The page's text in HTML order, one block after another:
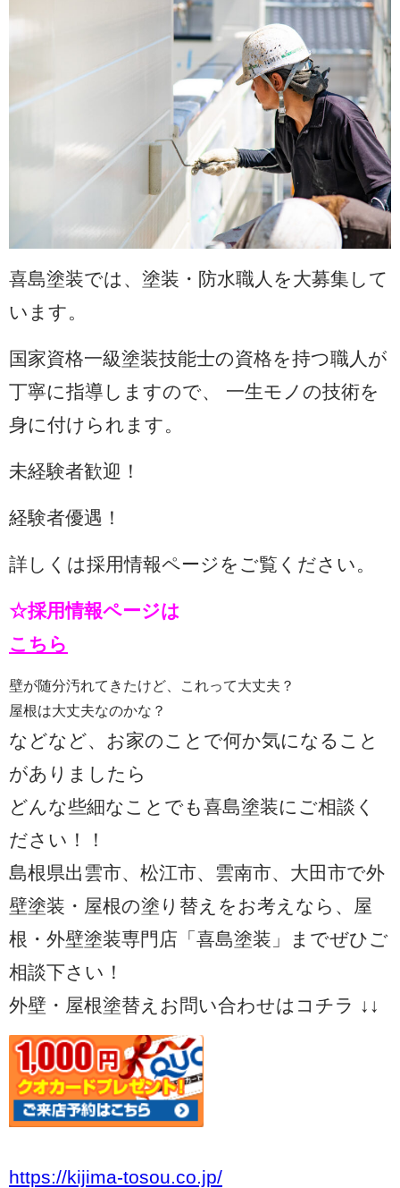
喜島塗装では、塗装・防水職人を大募集して
います。
国家資格一級塗装技能士の資格を持つ職人が
丁寧に指導しますので、 一生モノの技術を
身に付けられます。
未経験者歓迎！
経験者優遇！
詳しくは採用情報ページをご覧ください。
☆採用情報ページは
こちら
壁が随分汚れてきたけど、これって大丈夫？
屋根は大丈夫なのかな？
などなど、お家のことで何か気になること
がありましたら
どんな些細なことでも喜島塗装にご相談く
ださい！！
島根県出雲市、松江市、雲南市、大田市で外
壁塗装・屋根の塗り替えをお考えなら、屋
根・外壁塗装専門店「喜島塗装」までぜひご
相談下さい！
外壁・屋根塗替えお問い合わせはコチラ ↓↓
https://kijima-tosou.co.jp/